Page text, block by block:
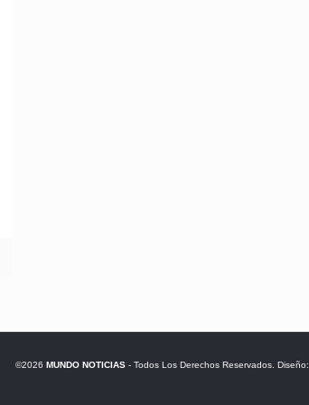
©2026 MUNDO NOTICIAS- Todos Los Derechos Reservados. Diseño: